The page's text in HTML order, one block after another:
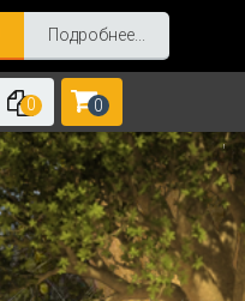
Подробнее...
0 0